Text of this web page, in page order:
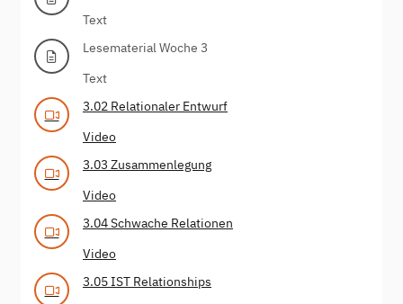
Text
Lesematerial Woche 3
Text
3.02 Relationaler Entwurf
Video
3.03 Zusammenlegung
Video
3.04 Schwache Relationen
Video
3.05 IST Relationships